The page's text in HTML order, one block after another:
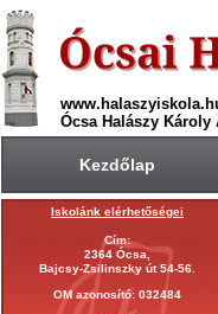
Ócsa Halászy
Kezdőlap
Iskolánk elérhetőségei
Cím:
2364 Ócsa,
Bajcsy-Zsilinszky út 54-56.
OM azonosító: 032484